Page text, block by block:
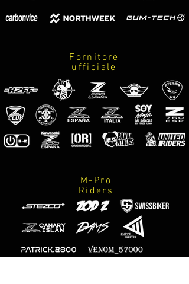
Fornitore
ufficiale
M-Pro
Riders